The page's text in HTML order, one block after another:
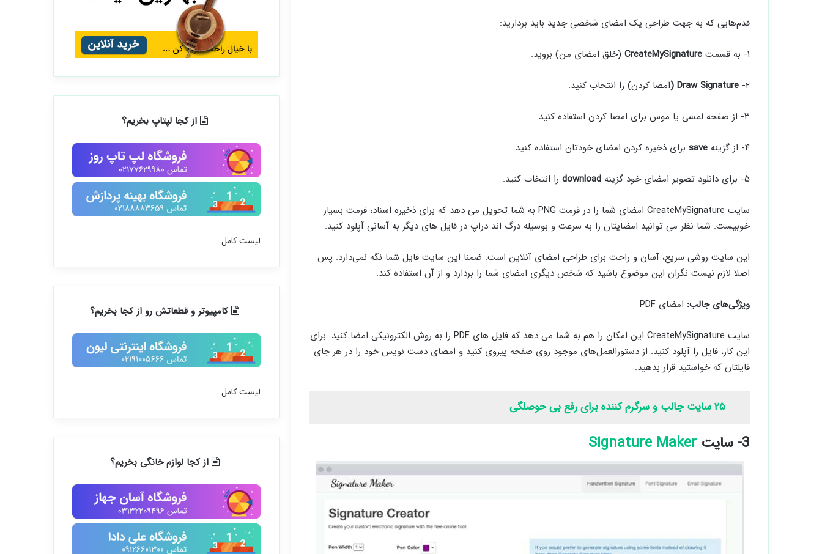
قدم‌هایی که به جهت طراحی یک امضای شخصی جدید باید بردارید:
۱- به قسمت CreateMySignature (خلق امضای من) بروید.
۲- Draw Signature ( امضا کردن) را انتخاب کنید.
۳- از صفحه‌ لمسی یا موس برای امضا کردن استفاده کنید.
۴- از گزینه‌ save برای ذخیره کردن امضای خودتان استفاده کنید.
۵- برای دانلود تصویر امضای خود گزینه‌ download را انتخاب کنید.
سایت CreateMySignature امضای شما را در فرمت PNG به شما تحویل می دهد که برای ذخیره‌ اسناد، فرمت بسیار
خوبیست. شما نظر می توانید امضایتان را به سرعت و بوسیله‌ درگ اند دراپ در فایل های دیگر به آسانی آپلود کنید.
این سایت روشی سریع، آسان و راحت برای طراحی امضای آنلاین است. ضمنا این سایت فایل شما نگه نمی‌دارد. پس
اصلا لازم نیست نگران این موضوع باشید که شخص دیگری امضای شما را بردارد و از آن استفاده کند.
ویژگی‌های جالب: امضای PDF
سایت CreateMySignature این امکان را هم به شما می دهد که فایل های PDF را به روش الکترونیکی امضا کنید. برای
این کار، فایل را آپلود کنید. از دستورالعمل‌های موجود روی صفحه پیروی کنید و امضای دست نویس خود را در هر جای
فایلتان که خواستید قرار بدهید.
۲۵ سایت جالب و سرگرم کننده برای رفع بی حوصلگی
3- سایت Signature Maker
از کجا لپتاپ بخریم؟
لیست کامل
کامپیوتر و قطعاتش رو از کجا بخریم؟
لیست کامل
از کجا لوازم خانگی بخریم؟